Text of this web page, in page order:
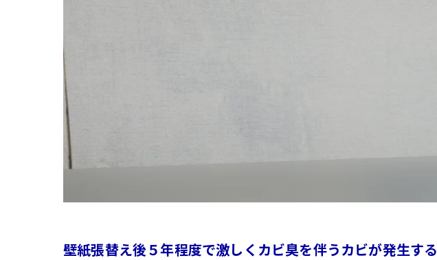
壁紙張替え後５年程度で激しくカビ臭を伴うカビが発生する